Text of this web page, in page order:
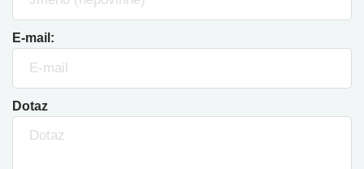
E-mail:
Dotaz